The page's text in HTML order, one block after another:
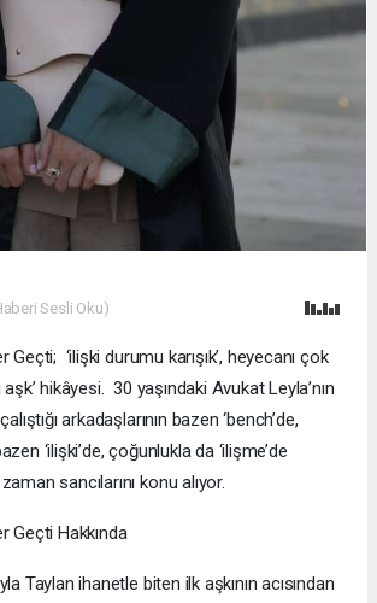
Sesli Oku)
Geçti; ‘ilişki durumu karışık’, heyecanı çok
aşk’ hikâyesi. 30 yaşındaki Avukat Leyla’nın
arkadaşlarının bazen ‘bench’de,
‘ilişki’de, çoğunlukla da ‘ilişme’de
sancılarını konu alıyor.
Geçti Hakkında
Taylan ihanetle biten ilk aşkının acısından